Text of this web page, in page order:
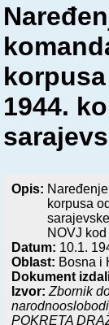
1944.
Opis:
korpusa
NOVJ
Datum: 10.1.
Oblast: Bosna i
Dokument
Izvor: Zbornik
POKRETA